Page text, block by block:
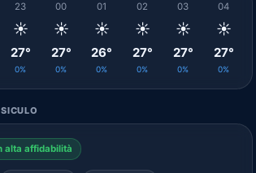
23
☀️
27°
0%
00
☀️
27°
0%
01
☀️
26°
0%
02
☀️
27°
0%
03
☀️
27°
0%
04
☀️
27°
0%
alta affidabilità